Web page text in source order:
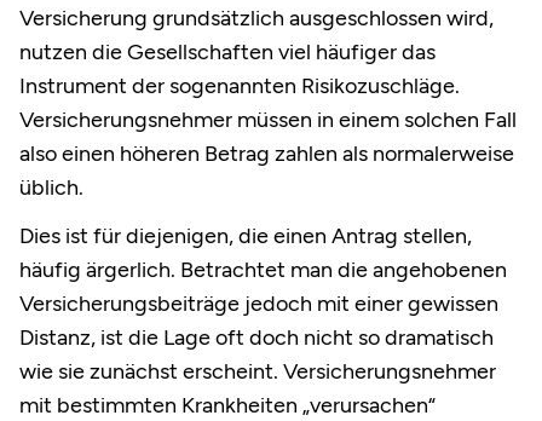
Versicherung grundsätzlich ausgeschlossen wird,
nutzen die Gesellschaften viel häufiger das
Instrument der sogenannten Risikozuschläge.
Versicherungsnehmer müssen in einem solchen Fall
also einen höheren Betrag zahlen als normalerweise
üblich.
Dies ist für diejenigen, die einen Antrag stellen,
häufig ärgerlich. Betrachtet man die angehobenen
Versicherungsbeiträge jedoch mit einer gewissen
Distanz, ist die Lage oft doch nicht so dramatisch
wie sie zunächst erscheint. Versicherungsnehmer
mit bestimmten Krankheiten „verursachen“